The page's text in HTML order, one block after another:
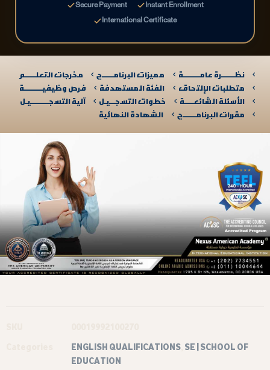
Secure Payment
Instant Enrollment
International Certificate
نظـــــــرة عامـــــــــة مميزات البرنامــــــج
مخرجات التعلــــــم
متطلبات الإلتحاق
الفئة المستهدفة
فرص وظيفيــــــــــة
الأسئلة الشائعـــــة
خطوات التسجـــيـل
آلية التسجــــــــــيـل​
مقررات البرنامـــــــج
الشهادة النهائية
ENGLISH QUALIFICATIONS SE | SCHOOL OF
EDUCATION